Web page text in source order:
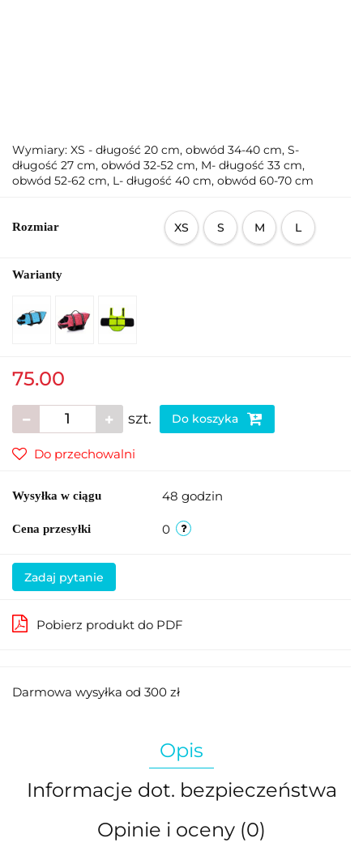
Wymiary: XS - długość 20 cm, obwód 34-40 cm, S-
długość 27 cm, obwód 32-52 cm, M- długość 33 cm,
obwód 52-62 cm, L- długość 40 cm, obwód 60-70 cm
Rozmiar XS S M L
Warianty
75.00
szt. Do koszyka
Do przechowalni
Wysyłka w ciągu 48 godzin
Cena przesyłki 0
Zadaj pytanie
Pobierz produkt do PDF
Darmowa wysyłka od 300 zł
Opis
Informacje dot. bezpieczeństwa
Opinie i oceny (0)